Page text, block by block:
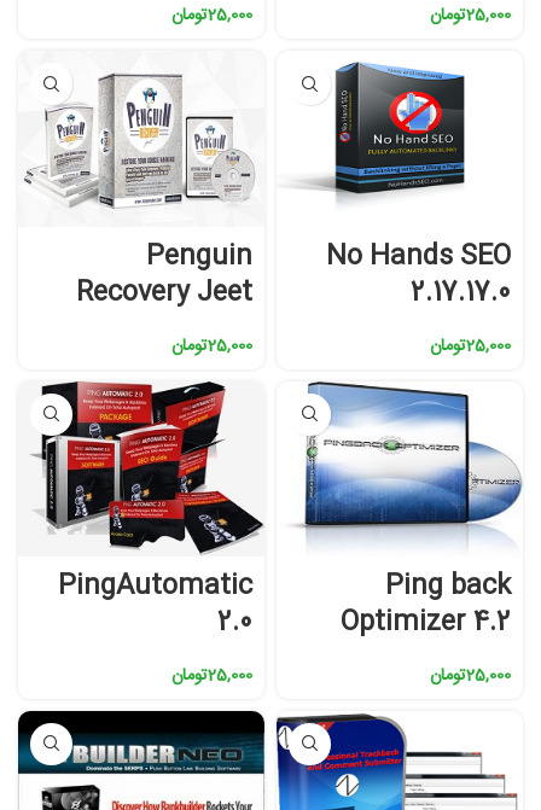
25,000تومان 25,000تومان
No Hands SEO
2.17.17.0
25,000تومان
Penguin
Recovery Jeet
25,000تومان
Ping back
Optimizer 4.2
25,000تومان
PingAutomatic
2.0
25,000تومان